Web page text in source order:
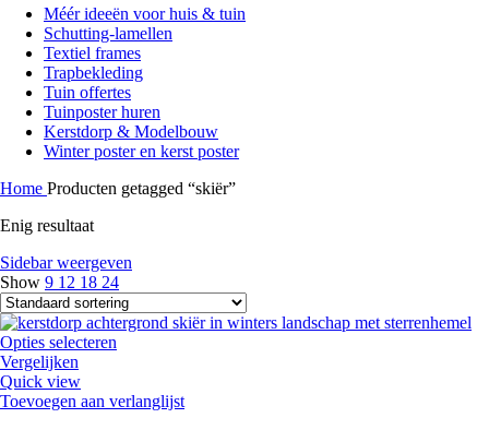
Méér ideeën voor huis & tuin
Schutting-lamellen
Textiel frames
Trapbekleding
Tuin offertes
Tuinposter huren
Kerstdorp & Modelbouw
Winter poster en kerst poster
Home Producten getagged “skiër”
Enig resultaat
Sidebar weergeven
Show 9 12 18 24
Opties selecteren
Vergelijken
Quick view
Toevoegen aan verlanglijst